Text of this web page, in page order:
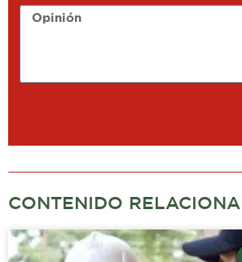
Opinión
CONTENIDO